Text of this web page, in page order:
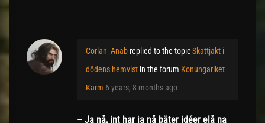
Corlan_Anab replied to the topicSkattjakt i
dödens hemvist in the forum Konungariket
Karm 6 years, 8 months ago
– Ja nå, int har ja nå bäter idéer elå na